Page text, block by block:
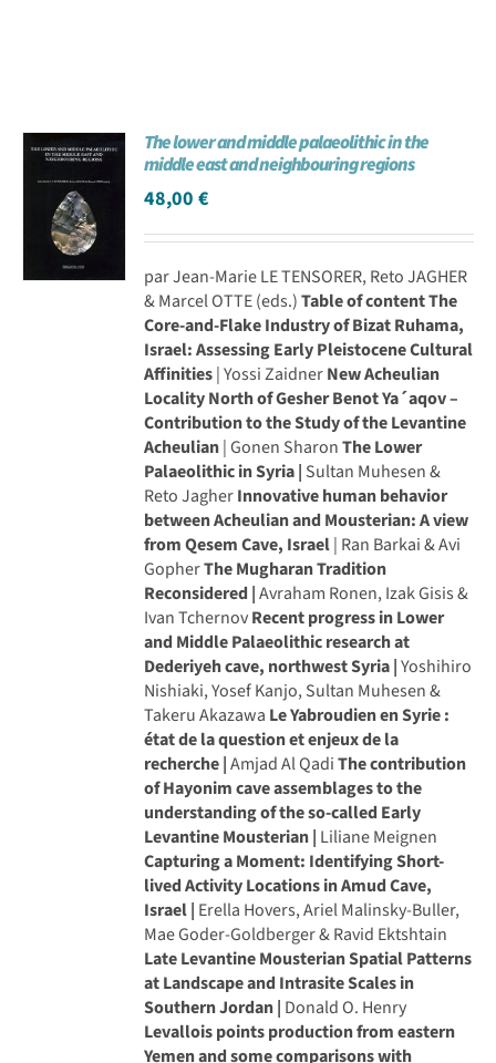
The lower and middle palaeolithic in the
middle east and neighbouring regions
48,00€
par Jean-Marie LE TENSORER, Reto JAGHER
& Marcel OTTE (eds.)Table of contentThe
Core-and-Flake Industry of Bizat Ruhama,
Israel: Assessing Early Pleistocene Cultural
Affinities| Yossi ZaidnerNew Acheulian
Locality North of Gesher Benot Ya´aqov –
Contribution to the Study of the Levantine
Acheulian| Gonen SharonThe Lower
Palaeolithic in Syria | Sultan Muhesen &
Reto JagherInnovative human behavior
between Acheulian and Mousterian: A view
from Qesem Cave, Israel| Ran Barkai & Avi
GopherThe Mugharan Tradition
Reconsidered |Avraham Ronen, Izak Gisis &
Ivan TchernovRecent progress in Lower
and Middle Palaeolithic research at
Dederiyeh cave, northwest Syria |Yoshihiro
Nishiaki, Yosef Kanjo, Sultan Muhesen &
Takeru Akazawa Le Yabroudien en Syrie :
état de la question et enjeux de la
recherche |Amjad Al QadiThe contribution
of Hayonim cave assemblages to the
understanding of the so-called Early
Levantine Mousterian | Liliane Meignen
Capturing a Moment: Identifying Short-
lived Activity Locations in Amud Cave,
Israel | Erella Hovers, Ariel Malinsky-Buller,
Mae Goder-Goldberger & Ravid Ektshtain
Late Levantine Mousterian Spatial Patterns
at Landscape and Intrasite Scales in
Southern Jordan | Donald O. Henry
Levallois points production from eastern
Yemen and some comparisons with